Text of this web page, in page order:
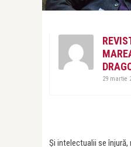
29 martie
Și intelectualii se înjură,